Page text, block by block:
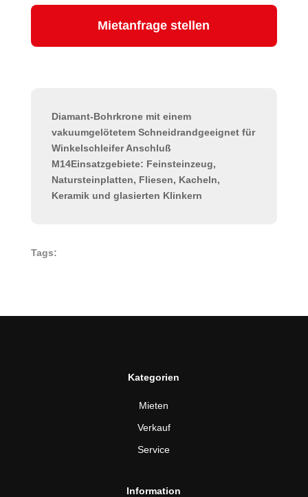
Mietanfrage stellen
Diamant-Bohrkrone mit einem
vakuumgelötetem Schneidrandgeeignet für
Winkelschleifer Anschluß
M14Einsatzgebiete: Feinsteinzeug,
Natursteinplatten, Fliesen, Kacheln,
Keramik und glasierten Klinkern
Tags:
Kategorien
Mieten
Verkauf
Service
Information